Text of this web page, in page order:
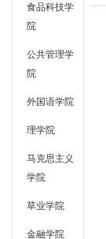
食品科技学
院
公共管理学
院
外国语学院
理学院
马克思主义
学院
草业学院
金融学院